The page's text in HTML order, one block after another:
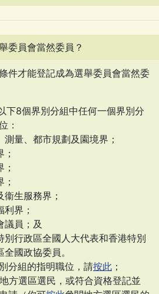
委員會當然委員？
件才能登記成為選舉委員會當然委
下8個界別分組中任何一個界別分
：
測量、都市規劃及園境界；
衞生服務界；
利界；
議員；及
別行政區全國人大代表和香港特別
全國政協委員。
分組的指明職位，請按此 ；
方選區選民，或符合資格登記並